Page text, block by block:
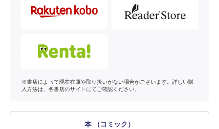
※書店によって現在在庫や取り扱いがない場合がございます。詳しい購
入方法は、各書店のサイトにてご確認ください。
本 （コミック）